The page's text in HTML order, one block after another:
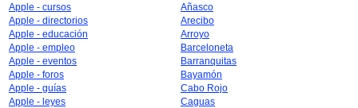
Apple - cursos
Apple - directorios
Apple - educación
Apple - empleo
Apple - eventos
Apple - foros
Apple - guías
Apple - leyes
Añasco
Arecibo
Arroyo
Barceloneta
Barranquitas
Bayamón
Cabo Rojo
Caguas